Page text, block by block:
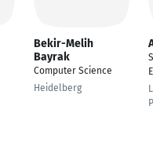
Bekir-Melih
Bayrak
Computer Science
Heidelberg